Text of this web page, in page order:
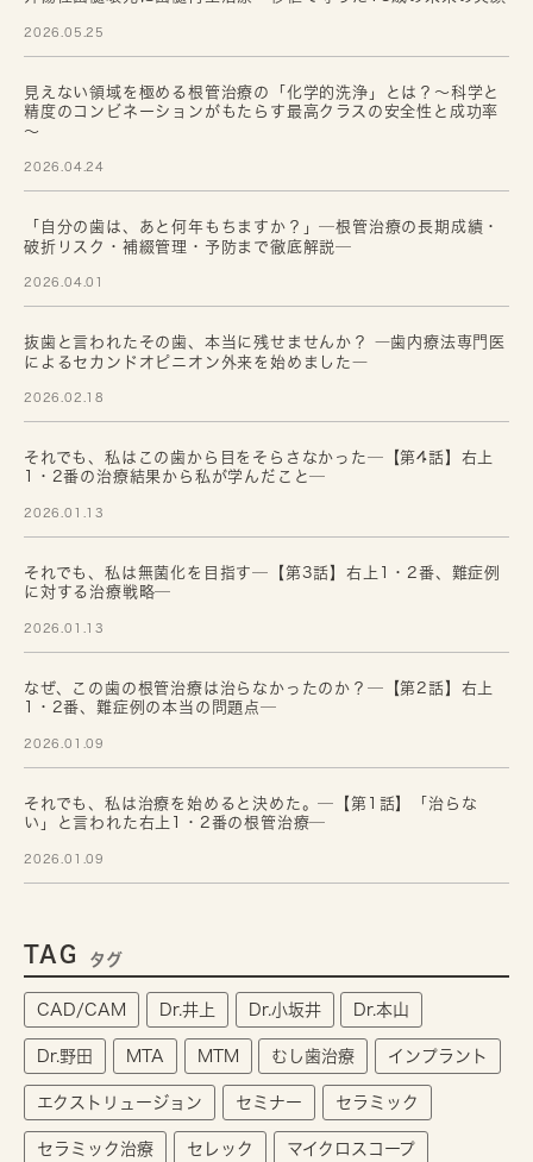
2026.05.25
見えない領域を極める根管治療の「化学的洗浄」とは？～科学と
精度のコンビネーションがもたらす最高クラスの安全性と成功率
～
2026.04.24
「自分の歯は、あと何年もちますか？」─根管治療の長期成績・
破折リスク・補綴管理・予防まで徹底解説─
2026.04.01
抜歯と言われたその歯、本当に残せませんか？ ―歯内療法専門医
によるセカンドオピニオン外来を始めました―
2026.02.18
それでも、私はこの歯から目をそらさなかった─【第4話】右上
1・2番の治療結果から私が学んだこと─
2026.01.13
それでも、私は無菌化を目指す─【第3話】右上1・2番、難症例
に対する治療戦略─
2026.01.13
なぜ、この歯の根管治療は治らなかったのか？─【第2話】右上
1・2番、難症例の本当の問題点─
2026.01.09
それでも、私は治療を始めると決めた。─【第1話】「治らな
い」と言われた右上1・2番の根管治療─
2026.01.09
TAG タグ
CAD/CAM Dr.井上 Dr.小坂井 Dr.本山
Dr.野田 MTA MTM むし歯治療 インプラント
エクストリュージョン セミナー セラミック
セラミック治療 セレック マイクロスコープ